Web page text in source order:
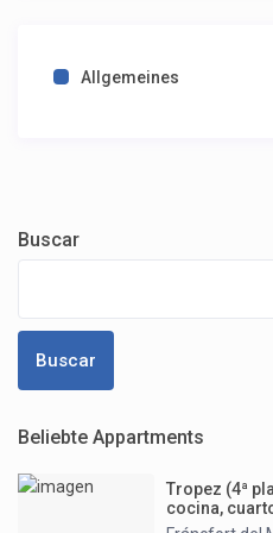
Allgemeines
Buscar
Buscar
Beliebte Appartments
Tropez (4ª
cocina,